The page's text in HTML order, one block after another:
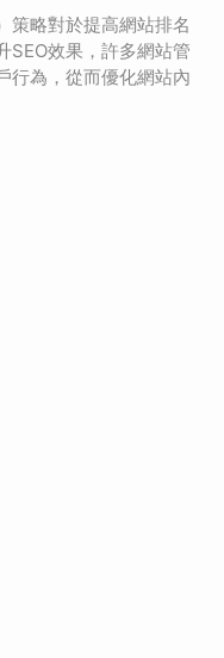
策略對於提高網站排名
SEO效果，許多網站管
行為，從而優化網站內